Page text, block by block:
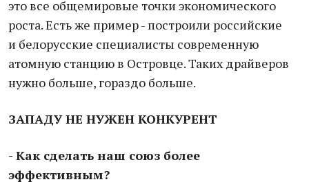
это все общемировые точки экономического
роста. Есть же пример - построили российские
и белорусские специалисты современную
атомную станцию в Островце. Таких драйверов
нужно больше, гораздо больше.
ЗАПАДУ НЕ НУЖЕН КОНКУРЕНТ
- Как сделать наш союз более
эффективным?